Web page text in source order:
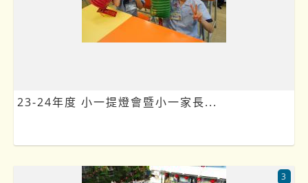
23-24年度 小一提燈會暨小一家長...
3